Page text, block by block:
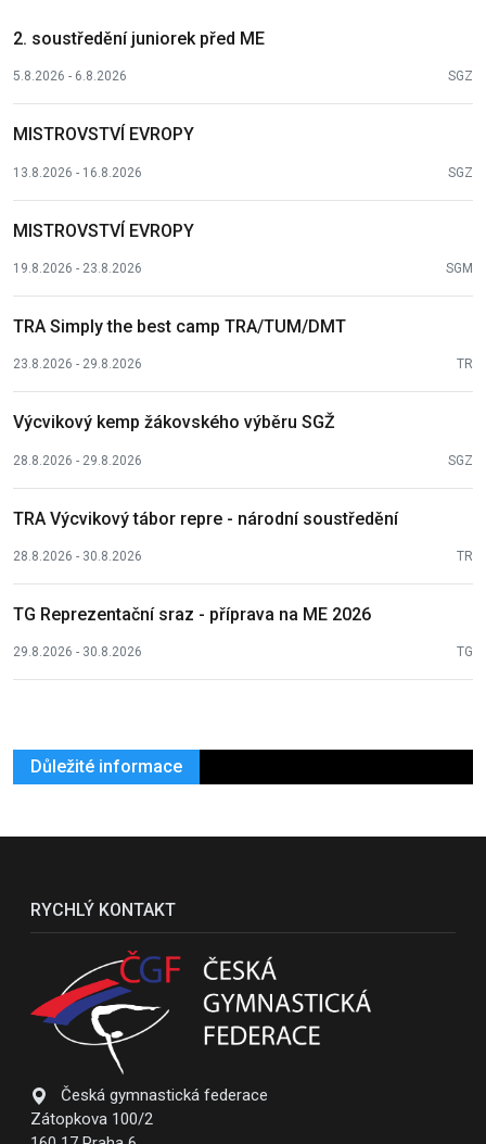
2. soustředění juniorek před ME
5.8.2026 - 6.8.2026 SGZ
MISTROVSTVÍ EVROPY
13.8.2026 - 16.8.2026 SGZ
MISTROVSTVÍ EVROPY
19.8.2026 - 23.8.2026 SGM
TRA Simply the best camp TRA/TUM/DMT
23.8.2026 - 29.8.2026 TR
Výcvikový kemp žákovského výběru SGŽ
28.8.2026 - 29.8.2026 SGZ
TRA Výcvikový tábor repre - národní soustředění
28.8.2026 - 30.8.2026 TR
TG Reprezentační sraz - příprava na ME 2026
29.8.2026 - 30.8.2026 TG
Důležité informace
RYCHLÝ KONTAKT
Česká gymnastická federace
Zátopkova 100/2